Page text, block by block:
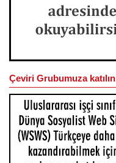
Çeviri Grubumuza katılın